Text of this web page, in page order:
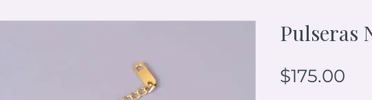
Pulseras
$175.00